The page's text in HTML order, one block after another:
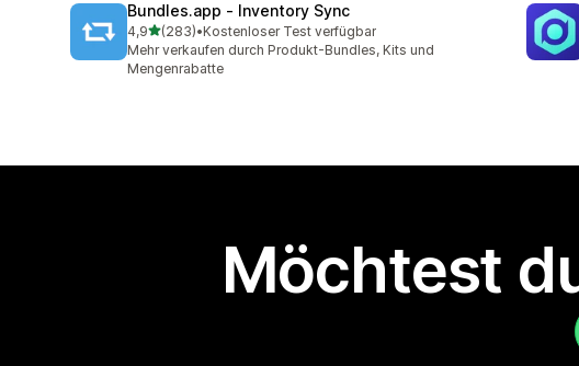
Bundles.app ‑ Inventory Sync
4,9von 5 Sternen
(283)
283 Rezensionen insgesamt
•Kostenloser Test verfügbar
Mehr verkaufen durch Produkt-Bundles, Kits und
Mengenrabatte
Möchtest